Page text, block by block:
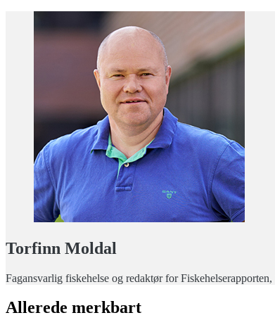
Torfinn Moldal
Fagansvarlig fiskehelse og redaktør for
Allerede merkbart